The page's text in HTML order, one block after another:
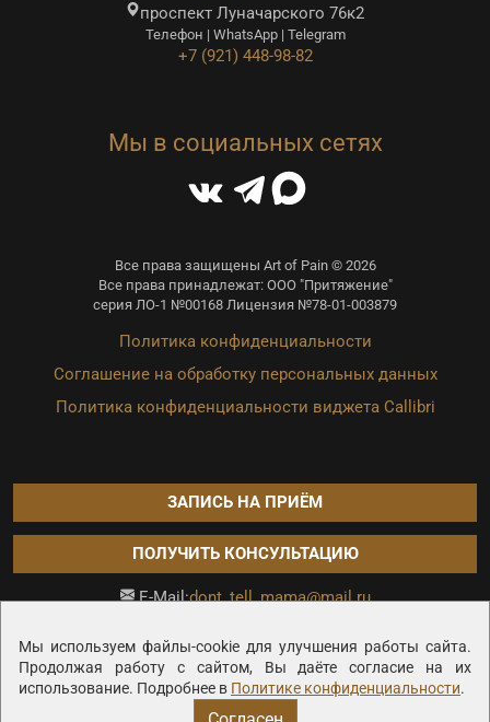
Мы используем файлы-cookie для улучшения работы сайта.
Продолжая работу с сайтом, Вы даёте согласие на их
использование. Подробнее в Политике конфиденциальности.
проспект Луначарского 76к2
Телефон | WhatsApp | Telegram
+7 (921) 448-98-82
Мы в социальных сетях
Все права защищены Art of Pain © 2026
Все права принадлежат: ООО "Притяжение"
серия ЛО-1 №00168 Лицензия №78-01-003879
Политика конфиденциальности
Соглашение на обработку персональных данных
Политика конфиденциальности виджета Callibri
ЗАПИСЬ НА ПРИЁМ
ПОЛУЧИТЬ КОНСУЛЬТАЦИЮ
E-Mail:dont_tell_mama@mail.ru